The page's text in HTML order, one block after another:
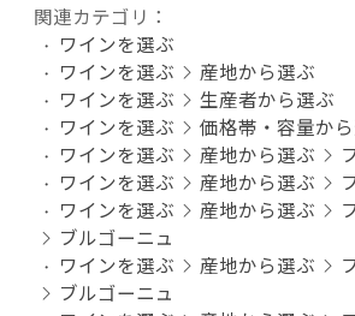
関連カテゴリ：
ワインを選ぶ
ワインを選ぶ
産地から選ぶ
ワインを選ぶ
生産者から選ぶ
ワインを選ぶ
価格帯・容量か
ワインを選ぶ
産地から選ぶ
ワインを選ぶ
産地から選ぶ
ワインを選ぶ
産地から選ぶ
ブルゴーニュ
ワインを選ぶ
産地から選ぶ
ブルゴーニュ